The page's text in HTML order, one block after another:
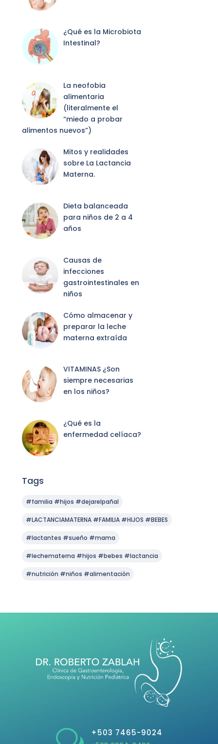
¿Qué es la Microbiota
Intestinal?
La neofobia
alimentaria
(literalmente el
“miedo a probar
alimentos nuevos”)
Mitos y realidades
sobre La Lactancia
Materna.
Dieta balanceada
para niños de 2 a 4
años
Causas de
infecciones
gastrointestinales en
niños
Cómo almacenar y
preparar la leche
materna extraída
VITAMINAS ¿Son
siempre necesarias
en los niños?
¿Qué es la
enfermedad celíaca?
Tags
#familia #hijos #dejarelpañal
#LACTANCIAMATERNA #FAMILIA #HIJOS #BEBES
#lactantes #sueño #mama
#lechematerna #hijos #bebes #lactancia
#nutrición #niños #alimentación
+503 7465-9024